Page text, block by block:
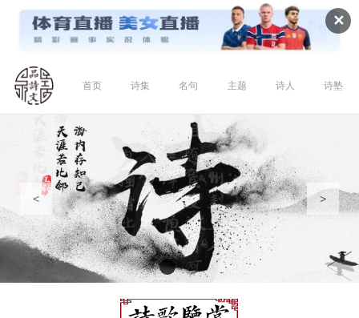
✕
首页 诗集 名句 主题 诗人 诗塾
< >